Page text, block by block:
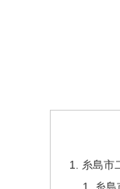
糸島市